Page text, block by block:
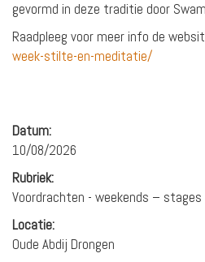
gevormd in deze traditie door
Raadpleeg voor meer info de
week-stilte-en-meditatie/
Datum:
10/08/2026
Rubriek:
Voordrachten - weekends – stages
Locatie:
Oude Abdij Drongen